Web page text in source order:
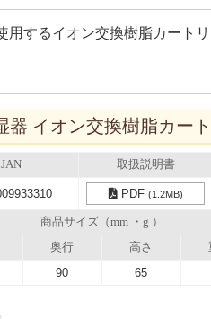
するイオン交換樹脂カートリ
器 イオン交換樹脂カー
JAN 取扱説明書
PDF (1.2MB)
商品サイズ（mm ・g ）
奥行 高さ
90 65